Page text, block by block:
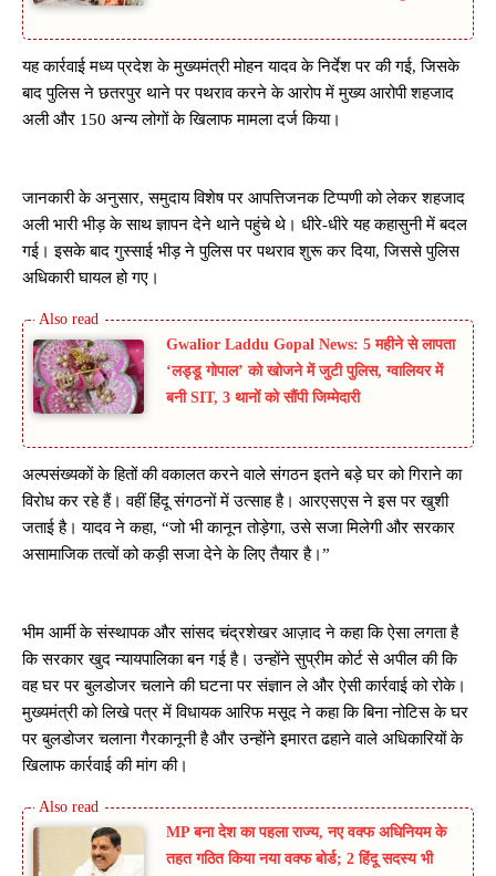
यह कार्रवाई मध्य प्रदेश के मुख्यमंत्री मोहन यादव के निर्देश पर की गई, जिसके
बाद पुलिस ने छतरपुर थाने पर पथराव करने के आरोप में मुख्य आरोपी शहजाद
अली और 150 अन्य लोगों के खिलाफ मामला दर्ज किया।
जानकारी के अनुसार, समुदाय विशेष पर आपत्तिजनक टिप्पणी को लेकर शहजाद
अली भारी भीड़ के साथ ज्ञापन देने थाने पहुंचे थे। धीरे-धीरे यह कहासुनी में बदल
गई। इसके बाद गुस्साई भीड़ ने पुलिस पर पथराव शुरू कर दिया, जिससे पुलिस
अधिकारी घायल हो गए।
Gwalior Laddu Gopal News: 5 महीने से लापता
‘लड्डू गोपाल’ को खोजने में जुटी पुलिस, ग्वालियर में
बनी SIT, 3 थानों को सौंपी जिम्मेदारी
अल्पसंख्यकों के हितों की वकालत करने वाले संगठन इतने बड़े घर को गिराने का
विरोध कर रहे हैं। वहीं हिंदू संगठनों में उत्साह है। आरएसएस ने इस पर खुशी
जताई है। यादव ने कहा, “जो भी कानून तोड़ेगा, उसे सजा मिलेगी और सरकार
असामाजिक तत्वों को कड़ी सजा देने के लिए तैयार है।”
भीम आर्मी के संस्थापक और सांसद चंद्रशेखर आज़ाद ने कहा कि ऐसा लगता है
कि सरकार खुद न्यायपालिका बन गई है। उन्होंने सुप्रीम कोर्ट से अपील की कि
वह घर पर बुलडोजर चलाने की घटना पर संज्ञान ले और ऐसी कार्रवाई को रोके।
मुख्यमंत्री को लिखे पत्र में विधायक आरिफ मसूद ने कहा कि बिना नोटिस के घर
पर बुलडोजर चलाना गैरकानूनी है और उन्होंने इमारत ढहाने वाले अधिकारियों के
खिलाफ कार्रवाई की मांग की।
MP बना देश का पहला राज्य, नए वक्फ अधिनियम के
तहत गठित किया नया वक्फ बोर्ड; 2 हिंदू सदस्य भी